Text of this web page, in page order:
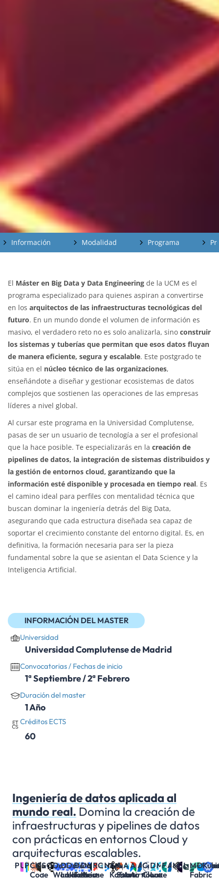
Información Modalidad Programa
El Máster en Big Data y Data Engineering de la UCM es el
programa especializado para quienes aspiran a convertirse
en los arquitectos de las infraestructuras tecnológicas del
futuro. En un mundo donde el volumen de información es
masivo, el verdadero reto no es solo analizarla, sino construir
los sistemas y tuberías que permitan que esos datos fluyan
de manera eficiente, segura y escalable. Este postgrado te
sitúa en el núcleo técnico de las organizaciones,
enseñándote a diseñar y gestionar ecosistemas de datos
complejos que sostienen las operaciones de las empresas
líderes a nivel global.
Al cursar este programa en la Universidad Complutense,
pasas de ser un usuario de tecnología a ser el profesional
que la hace posible. Te especializarás en la creación de
pipelines de datos, la integración de sistemas distribuidos y
la gestión de entornos cloud, garantizando que la
información esté disponible y procesada en tiempo real. Es
el camino ideal para perfiles con mentalidad técnica que
buscan dominar la ingeniería detrás del Big Data,
asegurando que cada estructura diseñada sea capaz de
soportar el crecimiento constante del entorno digital. Es, en
definitiva, la formación necesaria para ser la pieza
fundamental sobre la que se asientan el Data Science y la
Inteligencia Artificial.
INFORMACIÓN DEL MASTER
Universidad
Universidad Complutense de Madrid
Convocatorias / Fechas de inicio
1ª Septiembre / 2ª Febrero
Duración del master
1 Año
Créditos ECTS
60
Ingeniería de datos aplicada al
mundo real. Domina la creación de
infraestructuras y pipelines de datos
con prácticas en entornos Cloud y
arquitecturas escalables.
Python
UVPytest
Claude
Code
Cursor
Skills
OpenSpec
Data
Warehouse
Data
Lake
Data
Lakehouse
Data
Fabric
Data
Mesh
MongoDB
Redis
Cassandra
Neo4j
Apache
Kafka
Apache
Spark
Apache
Avro
Apache
Airflow
Azure
Confluent
Cloud
Delta
Lake
MLflow
FastAPI
Azure
MCP
DeepEval
Fabric